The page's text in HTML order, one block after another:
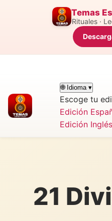
Temas
Rituales ·
🌐 Idioma ▾
Escoge tu
Edición
Edición Inglés
21